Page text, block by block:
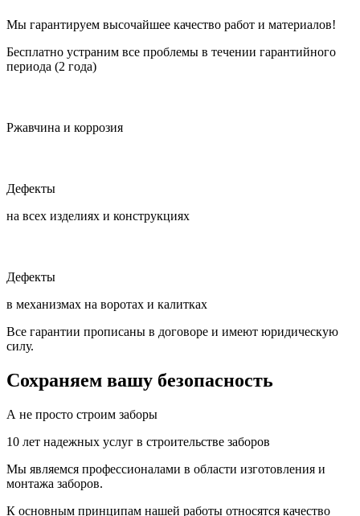
Мы гарантируем высочайшее качество работ и материалов!
Бесплатно устраним все проблемы в течении гарантийного
периода (2 года)
Ржавчина и коррозия
Дефекты
на всех изделиях и конструкциях
Дефекты
в механизмах на воротах и калитках
Все гарантии прописаны в договоре и имеют юридическую
силу.
Сохраняем вашу безопасность
А не просто строим заборы
10 лет надежных услуг в строительстве заборов
Мы являемся профессионалами в области изготовления и
монтажа заборов.
К основным принципам нашей работы относятся качество